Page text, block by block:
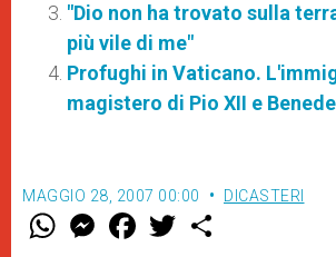
"Dio non ha trovato sulla
più vile di me"
Profughi in Vaticano.
magistero di Pio XII e
MAGGIO 28, 2007 00:00 DICASTERI
W M
e
F
a w